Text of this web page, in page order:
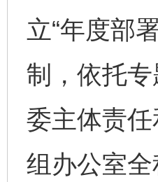
立“年度部
制，依托
委主体责
组办公室